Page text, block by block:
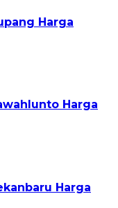
Harga
Harga
Harga